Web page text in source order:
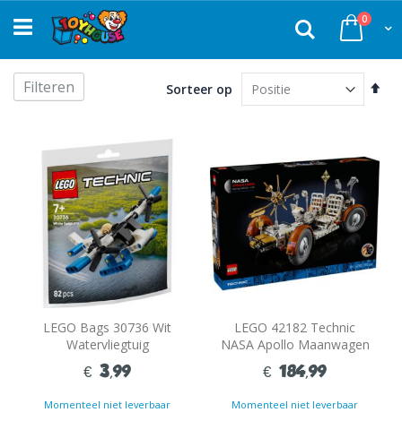
naar
de
inhoud
0
Zoek
Sorteer op
Van
LEGO Bags 30736 Wit
Watervliegtuig
€ 3,99
Momenteel niet leverbaar
LEGO 42182 Technic
NASA Apollo Maanwagen
LRV
€ 184,99
Momenteel niet leverbaar
Filteren